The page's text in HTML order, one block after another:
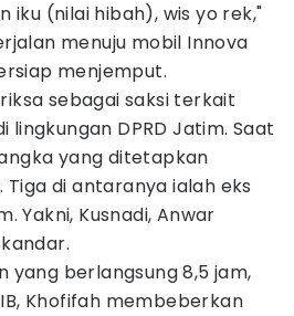
iku (nilai hibah), wis yo rek,"
menuju mobil Innova
menjemput.
sebagai saksi terkait
lingkungan DPRD Jatim. Saat
yang ditetapkan
di antaranya ialah eks
Yakni, Kusnadi, Anwar
yang berlangsung 8,5 jam,
Khofifah membeberkan